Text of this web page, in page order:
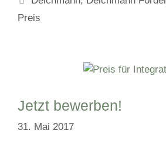
Preis
Jetzt bewerben!
31. Mai 2017